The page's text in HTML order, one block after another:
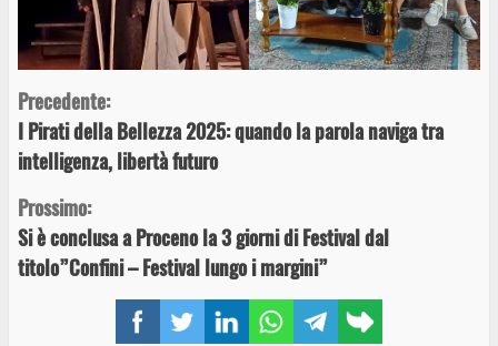
FacebookTwitterLinkedInWhatsAppTelegram
link
Continue
Reading
Precedente:
I Pirati della Bellezza 2025: quando la parola naviga tra
intelligenza, libertà futuro
Prossimo:
Si è conclusa a Proceno la 3 giorni di Festival dal
titolo”Confini – Festival lungo i margini”